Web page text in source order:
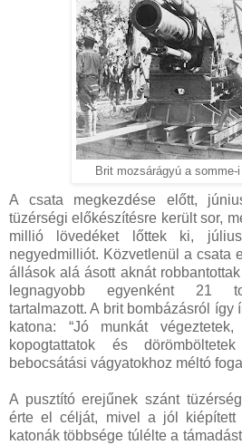
Brit mozsárágyú a somme-
A csata megkezdése előtt,
tüzérségi előkészítésre került sor,
millió lövedéket lőttek ki,
negyedmilliót. Közvetlenül a csata
állások alá ásott aknát
legnagyobb egyenként 21
tartalmazott. A brit bombázásról így
katona: “Jó munkát
kopogtattatok és
bebocsátási vágyatokhoz méltó
A pusztító erejűnek szánt
érte el célját, mivel a jól kiépített
katonák többsége túlélte a